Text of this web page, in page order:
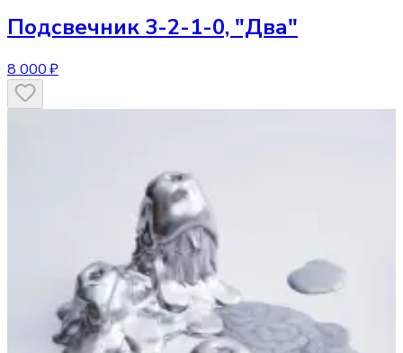
Подсвечник 3-2-1-0, "Два"
8 000 ₽